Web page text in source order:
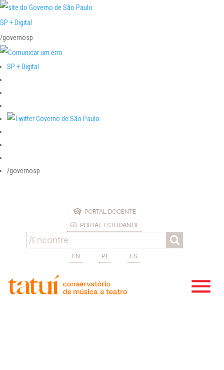
SP + Digital
/governosp
SP + Digital
/governosp
PORTAL DOCENTE
PORTAL ESTUDANTIL
EN PT ES